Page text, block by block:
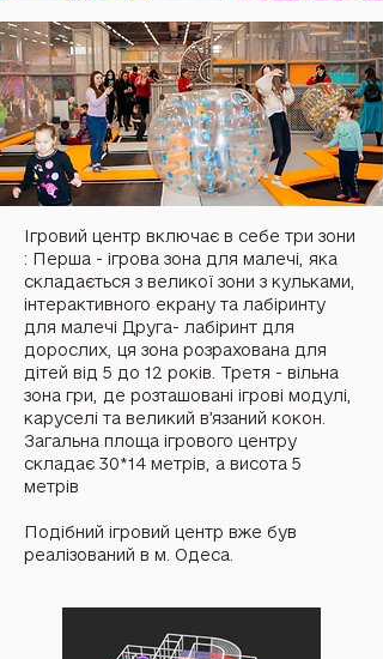
Ігровий центр включає в себе три зони
: Перша - ігрова зона для малечі, яка
складається з великої зони з кульками,
інтерактивного екрану та лабіринту
для малечі Друга- лабіринт для
дорослих, ця зона розрахована для
дітей від 5 до 12 років. Третя - вільна
зона гри, де розташовані ігрові модулі,
каруселі та великий в’язаний кокон.
Загальна площа ігрового центру
складає 30*14 метрів, а висота 5
метрів
Подібний ігровий центр вже був
реалізований в м. Одеса.